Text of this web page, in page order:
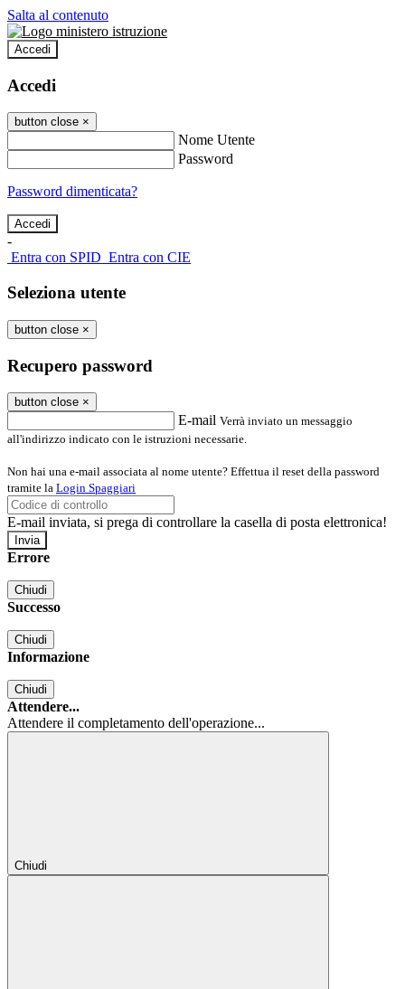
Salta al contenuto
Accedi
Accedi
button close ×
Nome Utente
Password
Password dimenticata?
-
Entra con SPID Entra con CIE
Seleziona utente
button close ×
Recupero password
button close ×
E-mail Verrà inviato un messaggio
all'indirizzo indicato con le istruzioni necessarie.
Non hai una e-mail associata al nome utente? Effettua il reset della password
tramite la Login Spaggiari
E-mail inviata, si prega di controllare la casella di posta elettronica!
Errore
Chiudi
Successo
Chiudi
Informazione
Chiudi
Attendere...
Attendere il completamento dell'operazione...
Chiudi